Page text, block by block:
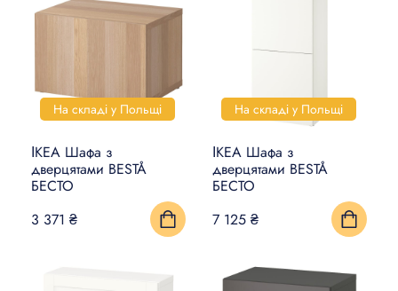
На складі у Польщі
ІКЕА Шафа з
дверцятами BESTÅ
БЕСТО
3 371 ₴
На складі у Польщі
ІКЕА Шафа з
дверцятами BESTÅ
БЕСТО
7 125 ₴